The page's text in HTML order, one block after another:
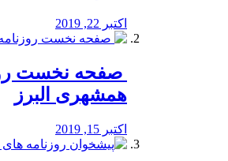
اکتبر 22, 2019
صفحه نخست
همشهری البرز
اکتبر 15, 2019